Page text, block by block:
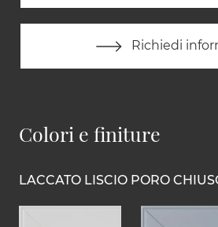
Richiedi
Colori e finiture
LACCATO LISCIO PORO